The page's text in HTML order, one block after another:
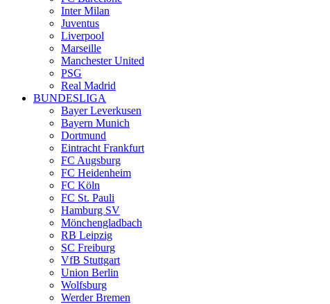
Inter Milan
Juventus
Liverpool
Marseille
Manchester United
PSG
Real Madrid
BUNDESLIGA
Bayer Leverkusen
Bayern Munich
Dortmund
Eintracht Frankfurt
FC Augsburg
FC Heidenheim
FC Köln
FC St. Pauli
Hamburg SV
Mönchengladbach
RB Leipzig
SC Freiburg
VfB Stuttgart
Union Berlin
Wolfsburg
Werder Bremen